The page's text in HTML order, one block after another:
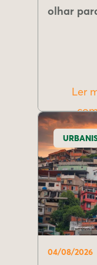
olhar
Ler
04/08/2026